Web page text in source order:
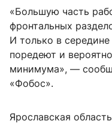
«Большую часть
фронтальных
И только в
поредеют и
минимума», —
«Фобос».
Ярославская